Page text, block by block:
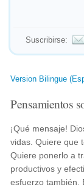
Suscribirse:
Version Bilingue
Pensamientos
¡Qué mensaje!
vidas. Quiere que
Quiere ponerlo a
productivos y
esfuerzo también.